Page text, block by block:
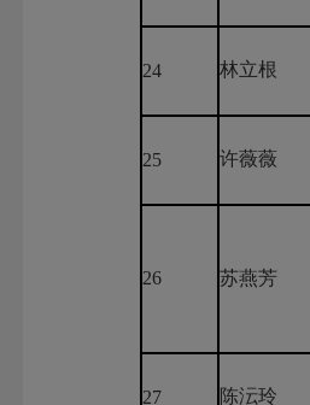
24 林立根
25 许薇薇
26 苏燕芳
27 陈沄玲